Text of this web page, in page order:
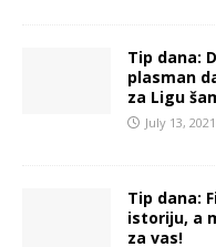
Tip dana:
plasman
za Ligu
July 13, 2021
Tip dana:
istoriju, a
za vas!